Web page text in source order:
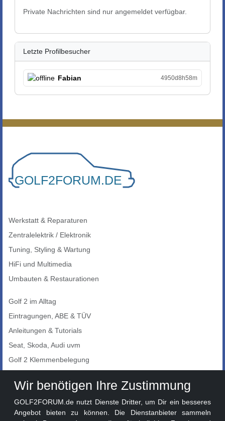
Private Nachrichten sind nur angemeldet verfügbar.
Letzte Profilbesucher
Fabian 4950d8h58m
Werkstatt & Reparaturen
Zentralelektrik / Elektronik
Tuning, Styling & Wartung
HiFi und Multimedia
Umbauten & Restaurationen
Golf 2 im Alltag
Eintragungen, ABE & TÜV
Anleitungen & Tutorials
Seat, Skoda, Audi uvm
Golf 2 Klemmenbelegung
Auto-Showroom
Golf 2 Lackcodes
Wir benötigen Ihre Zustimmung
GOLF2FORUM.de nutzt Dienste Dritter, um Dir ein besseres
Angebot bieten zu können. Die Dienstanbieter sammeln